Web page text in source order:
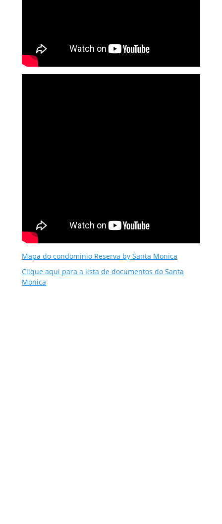
Mapa do condominio Reserva by Santa Monica
Clique aqui para a lista de documentos do Santa
Monica